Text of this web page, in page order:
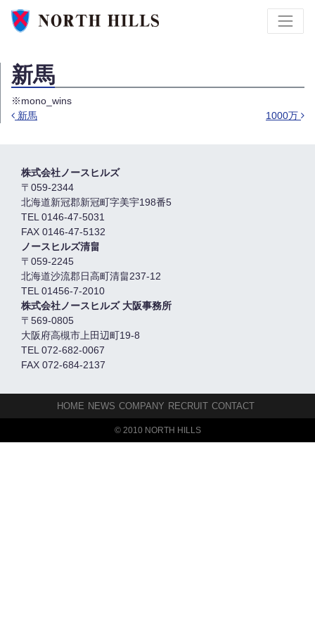
新馬
※mono_wins
新馬 1000万
株式会社ノースヒルズ
〒059-2344
北海道新冠郡新冠町字美宇198番5
TEL 0146-47-5031
FAX 0146-47-5132
ノースヒルズ清畠
〒059-2245
北海道沙流郡日高町清畠237-12
TEL 01456-7-2010
株式会社ノースヒルズ 大阪事務所
〒569-0805
大阪府高槻市上田辺町19-8
TEL 072-682-0067
FAX 072-684-2137
HOME NEWS COMPANY RECRUIT CONTACT
© 2010 NORTH HILLS